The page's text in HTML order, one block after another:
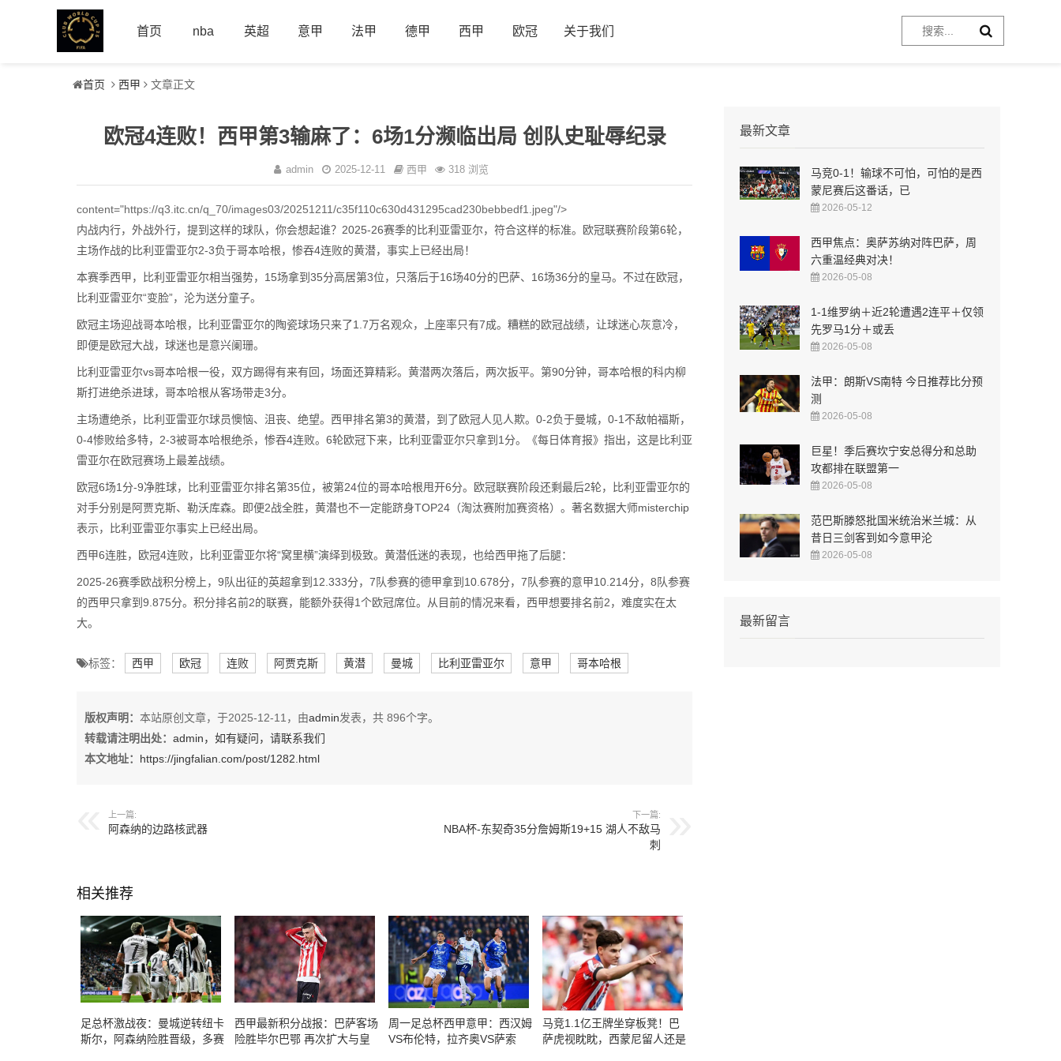
首页 nba 英超 意甲 法甲 德甲 西甲 欧冠 关于我们
首页 西甲 文章正文
欧冠4连败！西甲第3输麻了：6场1分濒临出局 创队史耻辱纪录
admin 2025-12-11 西甲 318 浏览
content="https://q3.itc.cn/q_70/images03/20251211/c35f110c630d431295cad230bebbedf1.jpeg"/>
内战内行，外战外行，提到这样的球队，你会想起谁？2025-26赛季的比利亚雷亚尔，符合这样的标准。欧冠联赛阶段第6轮，
主场作战的比利亚雷亚尔2-3负于哥本哈根，惨吞4连败的黄潜，事实上已经出局！
本赛季西甲，比利亚雷亚尔相当强势，15场拿到35分高居第3位，只落后于16场40分的巴萨、16场36分的皇马。不过在欧冠，
比利亚雷亚尔“变脸”，沦为送分童子。
欧冠主场迎战哥本哈根，比利亚雷亚尔的陶瓷球场只来了1.7万名观众，上座率只有7成。糟糕的欧冠战绩，让球迷心灰意冷，
即便是欧冠大战，球迷也是意兴阑珊。
比利亚雷亚尔vs哥本哈根一役，双方踢得有来有回，场面还算精彩。黄潜两次落后，两次扳平。第90分钟，哥本哈根的科内柳
斯打进绝杀进球，哥本哈根从客场带走3分。
主场遭绝杀，比利亚雷亚尔球员懊恼、沮丧、绝望。西甲排名第3的黄潜，到了欧冠人见人欺。0-2负于曼城，0-1不敌帕福斯，
0-4惨败给多特，2-3被哥本哈根绝杀，惨吞4连败。6轮欧冠下来，比利亚雷亚尔只拿到1分。《每日体育报》指出，这是比利亚
雷亚尔在欧冠赛场上最差战绩。
欧冠6场1分-9净胜球，比利亚雷亚尔排名第35位，被第24位的哥本哈根甩开6分。欧冠联赛阶段还剩最后2轮，比利亚雷亚尔的
对手分别是阿贾克斯、勒沃库森。即便2战全胜，黄潜也不一定能跻身TOP24（淘汰赛附加赛资格）。著名数据大师misterchip
表示，比利亚雷亚尔事实上已经出局。
西甲6连胜，欧冠4连败，比利亚雷亚尔将“窝里横”演绎到极致。黄潜低迷的表现，也给西甲拖了后腿：
2025-26赛季欧战积分榜上，9队出征的英超拿到12.333分，7队参赛的德甲拿到10.678分，7队参赛的意甲10.214分，8队参赛
的西甲只拿到9.875分。积分排名前2的联赛，能额外获得1个欧冠席位。从目前的情况来看，西甲想要排名前2，难度实在太
大。
标签： 西甲 欧冠 连败 阿贾克斯 黄潜 曼城 比利亚雷亚尔 意甲 哥本哈根
版权声明： 本站原创文章，于2025-12-11，由admin发表，共 896个字。
转载请注明出处： admin，如有疑问，请联系我们
本文地址： https://jingfalian.com/post/1282.html
上一篇:
阿森纳的边路核武器
下一篇:
NBA杯-东契奇35分詹姆斯19+15 湖人不敌马
刺
相关推荐
足总杯激战夜：曼城逆转纽卡
斯尔，阿森纳险胜晋级，多赛
西甲最新积分战报：巴萨客场
险胜毕尔巴鄂 再次扩大与皇
周一足总杯西甲意甲：西汉姆
VS布伦特，拉齐奥VS萨索
马竞1.1亿王牌坐穿板凳！巴
萨虎视眈眈，西蒙尼留人还是
最新文章
马竞0-1！输球不可怕，可怕的是西
蒙尼赛后这番话，已
2026-05-12
西甲焦点：奥萨苏纳对阵巴萨，周
六重温经典对决！
2026-05-08
1-1维罗纳＋近2轮遭遇2连平＋仅领
先罗马1分＋或丢
2026-05-08
法甲：朗斯VS南特 今日推荐比分预
测
2026-05-08
巨星！季后赛坎宁安总得分和总助
攻都排在联盟第一
2026-05-08
范巴斯滕怒批国米统治米兰城：从
昔日三剑客到如今意甲沦
2026-05-08
最新留言